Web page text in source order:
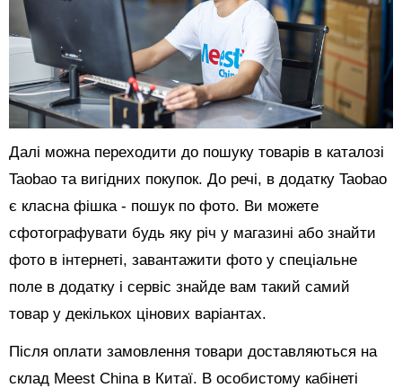
Далі можна переходити до пошуку товарів в каталозі
Taobao та вигідних покупок. До речі, в додатку Taobao
є класна фішка - пошук по фото. Ви можете
сфотографувати будь яку річ у магазині або знайти
фото в інтернеті, завантажити фото у спеціальне
поле в додатку і сервіс знайде вам такий самий
товар у декількох цінових варіантах.
Після оплати замовлення товари доставляються на
склад Meest China в Китаї. В особистому кабінеті